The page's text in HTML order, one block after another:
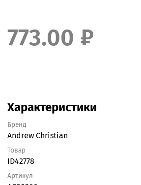
773.00 ₽
Характеристики
Бренд
Andrew Christian
Товар
ID42778
Артикул